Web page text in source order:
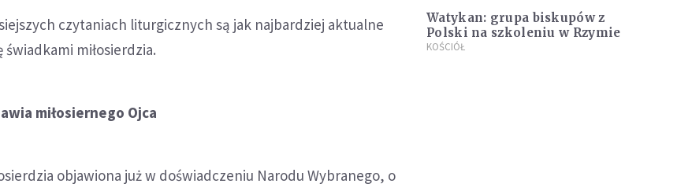
czytaniach liturgicznych są jak najbardziej aktualne
miłosierdzia.
miłosiernego Ojca
objawiona już w doświadczeniu Narodu Wybranego, o
Watykan: grupa biskupów z
Polski na szkoleniu w Rzymie
KOŚCIÓŁ